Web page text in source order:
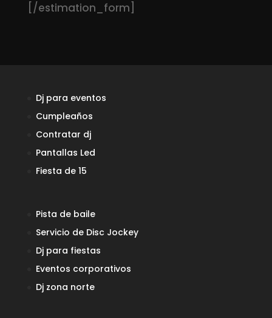
[/estimation_form]
Dj para eventos
Cumpleaños
Contratar dj
Pantallas Led
Fiesta de 15
Pista de baile
Servicio de Disc Jockey
Dj para fiestas
Eventos corporativos
Dj zona norte